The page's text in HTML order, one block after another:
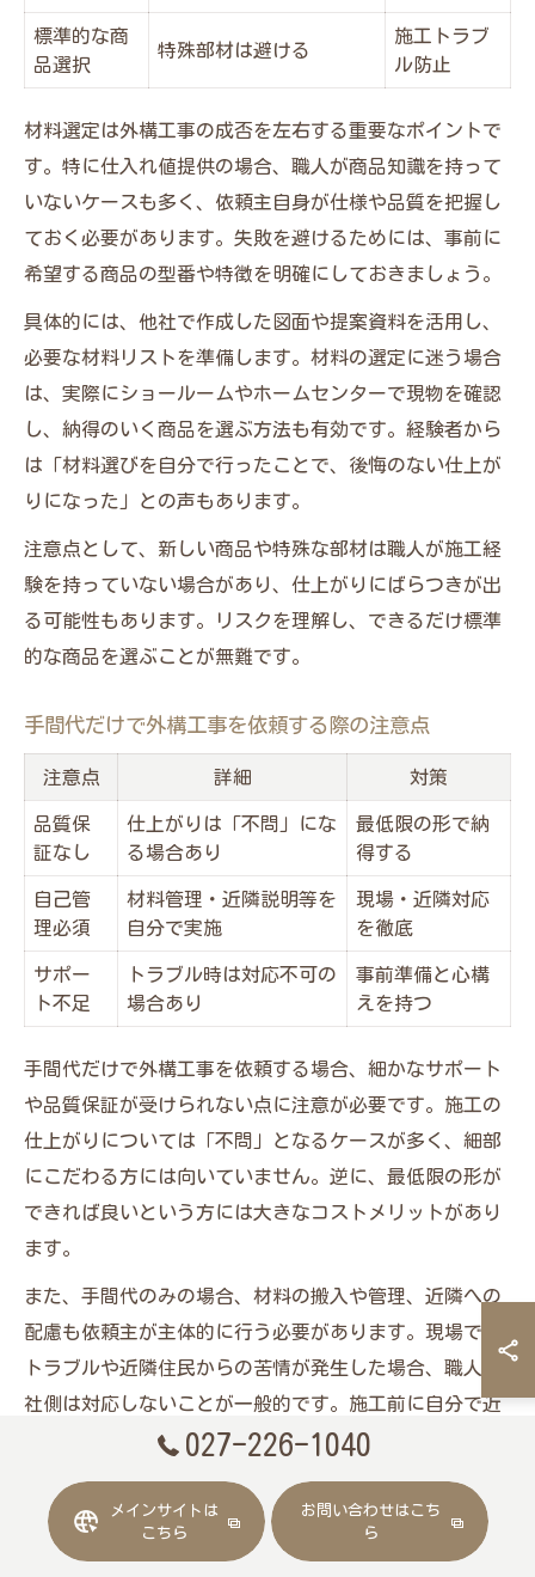
標準的な商
品選択
特殊部材は避ける
施工トラブ
ル防止
材料選定は外構工事の成否を左右する重要なポイントで
す。特に仕入れ値提供の場合、職人が商品知識を持って
いないケースも多く、依頼主自身が仕様や品質を把握し
ておく必要があります。失敗を避けるためには、事前に
希望する商品の型番や特徴を明確にしておきましょう。
具体的には、他社で作成した図面や提案資料を活用し、
必要な材料リストを準備します。材料の選定に迷う場合
は、実際にショールームやホームセンターで現物を確認
し、納得のいく商品を選ぶ方法も有効です。経験者から
は「材料選びを自分で行ったことで、後悔のない仕上が
りになった」との声もあります。
注意点として、新しい商品や特殊な部材は職人が施工経
験を持っていない場合があり、仕上がりにばらつきが出
る可能性もあります。リスクを理解し、できるだけ標準
的な商品を選ぶことが無難です。
手間代だけで外構工事を依頼する際の注意点
注意点 詳細 対策
品質保
証なし
仕上がりは「不問」にな
る場合あり
最低限の形で納
得する
自己管
理必須
材料管理・近隣説明等を
自分で実施
現場・近隣対応
を徹底
サポー
ト不足
トラブル時は対応不可の
場合あり
事前準備と心構
えを持つ
手間代だけで外構工事を依頼する場合、細かなサポート
や品質保証が受けられない点に注意が必要です。施工の
仕上がりについては「不問」となるケースが多く、細部
にこだわる方には向いていません。逆に、最低限の形が
できれば良いという方には大きなコストメリットがあり
ます。
また、手間代のみの場合、材料の搬入や管理、近隣への
配慮も依頼主が主体的に行う必要があります。現場での
トラブルや近隣住民からの苦情が発生した場合、職人会
社側は対応しないことが一般的です。施工前に自分で近
隣説明を行う、現場管理を徹底するといった自衛策が必
この方法は、コストを最優先し、品質やサポートに強い
こだわりがない方におすすめです。経験者からは「思い
027-226-1040
メインサイトは
こちら
お問い合わせはこち
ら